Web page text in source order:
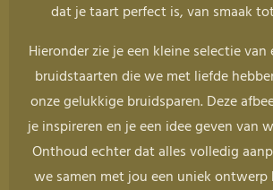
dat je taart perfect is, van smaak
Hieronder zie je een kleine selectie
bruidstaarten die we met liefde
onze gelukkige bruidsparen. Deze
je inspireren en je een idee geven van
Onthoud echter dat alles volledig
we samen met jou een uniek ontwerp